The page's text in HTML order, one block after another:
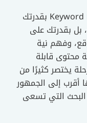
في النهاية، لا يتعلق نجاح Keyword Research بقدرتك
بل بقدرتك على
وفهم نية
محتوى قابلة
يختصر كثيرًا من
أقرب إلى الجمهور
البحث التي تسعى